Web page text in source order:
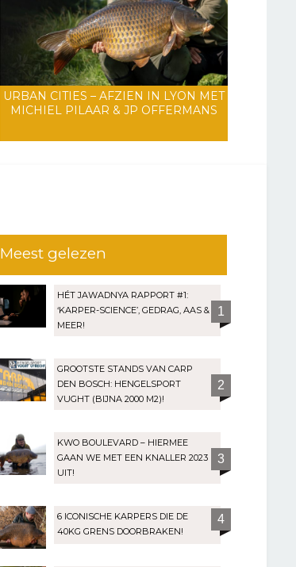
URBAN CITIES – AFZIEN IN LYON MET
MICHIEL PILAAR & JP OFFERMANS
Meest gelezen
HÉT JAWADNYA RAPPORT #1:
‘KARPER-SCIENCE’, GEDRAG, AAS &
MEER!
1
GROOTSTE STANDS VAN CARP
DEN BOSCH: HENGELSPORT
VUGHT (BIJNA 2000 M2)!
2
KWO BOULEVARD – HIERMEE
GAAN WE MET EEN KNALLER 2023
UIT!
3
6 ICONISCHE KARPERS DIE DE
40KG GRENS DOORBRAKEN!
4